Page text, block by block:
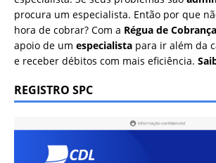
procura um especialista. Então por que
hora de cobrar? Com a Régua de
apoio de um especialista para ir além da
e receber débitos com mais eficiência.
REGISTRO SPC